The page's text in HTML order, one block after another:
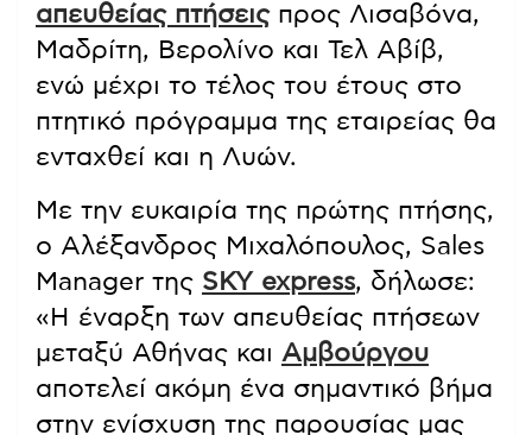
απευθείας πτήσειςπρος Λισαβόνα,
Μαδρίτη, Βερολίνο και Τελ Αβίβ,
ενώ μέχρι το τέλος του έτους στο
πτητικό πρόγραμμα της εταιρείας θα
ενταχθεί και η Λυών.
Με την ευκαιρία της πρώτης πτήσης,
ο Αλέξανδρος Μιχαλόπουλος, Sales
Manager της SKY express, δήλωσε:
«Η έναρξη των απευθείας πτήσεων
μεταξύ Αθήνας και Αμβούργου
αποτελεί ακόμη ένα σημαντικό βήμα
στην ενίσχυση της παρουσίας μας